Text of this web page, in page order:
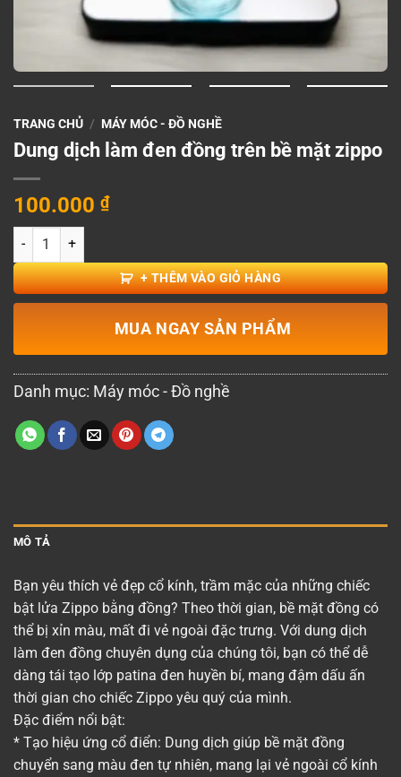
TRANG CHỦ / MÁY MÓC - ĐỒ NGHỀ
Dung dịch làm đen đồng trên bề mặt zippo
100.000 ₫
Dung dịch làm đen đồng trên bề mặt zippo số lượng
+ THÊM VÀO GIỎ HÀNG
MUA NGAY SẢN PHẨM
Danh mục: Máy móc - Đồ nghề
MÔ TẢ
Bạn yêu thích vẻ đẹp cổ kính, trầm mặc của những chiếc
bật lửa Zippo bằng đồng? Theo thời gian, bề mặt đồng có
thể bị xỉn màu, mất đi vẻ ngoài đặc trưng. Với dung dịch
làm đen đồng chuyên dụng của chúng tôi, bạn có thể dễ
dàng tái tạo lớp patina đen huyền bí, mang đậm dấu ấn
thời gian cho chiếc Zippo yêu quý của mình.
Đặc điểm nổi bật:
* Tạo hiệu ứng cổ điển: Dung dịch giúp bề mặt đồng
chuyển sang màu đen tự nhiên, mang lại vẻ ngoài cổ kính